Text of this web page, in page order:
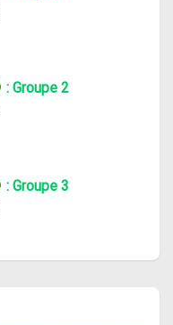
: Groupe 2
: Groupe 3